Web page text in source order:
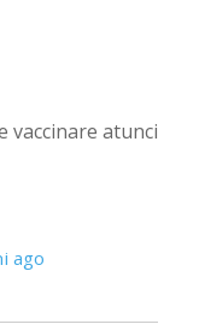
vaccinare atunci
ago